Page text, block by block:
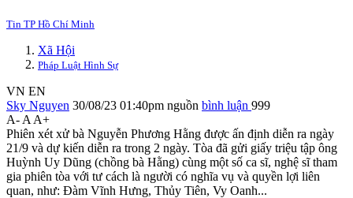
Tin TP Hồ Chí Minh
Xã Hội
Pháp Luật Hình Sự
VN EN
Sky Nguyen 30/08/23 01:40pm nguồn bình luận 999
A- A A+
Phiên xét xử bà Nguyễn Phương Hằng được ấn định diễn ra ngày
21/9 và dự kiến diễn ra trong 2 ngày. Tòa đã gửi giấy triệu tập ông
Huỳnh Uy Dũng (chồng bà Hằng) cùng một số ca sĩ, nghệ sĩ tham
gia phiên tòa với tư cách là người có nghĩa vụ và quyền lợi liên
quan, như: Đàm Vĩnh Hưng, Thủy Tiên, Vy Oanh...